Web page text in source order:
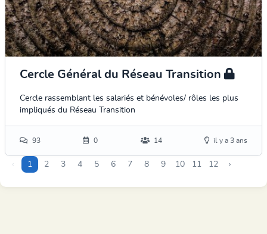
Cercle Général du Réseau Transition
Cercle rassemblant les salariés et bénévoles/ rôles les plus
impliqués du Réseau Transition
93 0 14 il y a 3 ans
‹ 1 2 3 4 5 6 7 8 9 10 11 12 ›